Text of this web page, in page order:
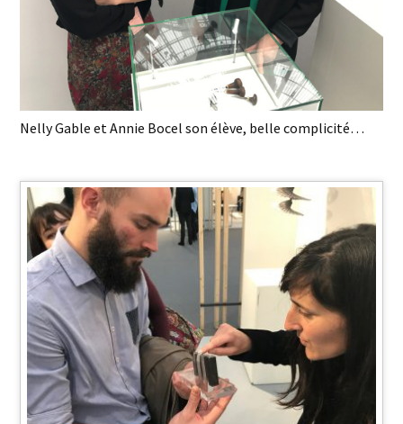
Nelly Gable et Annie Bocel son élève, belle complicité…